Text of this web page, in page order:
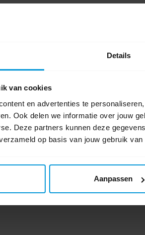
Details
van cookies
en advertenties te
Ook delen we informatie over jouw
Deze partners kunnen deze
op basis van jouw gebruik
Aanpassen
is mogelijk.
Ophalen in
Exclusief btw.